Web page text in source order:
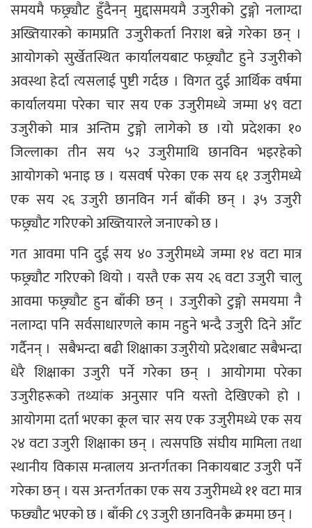
समयमै फछ्र्यौट हुँदैनन् मुद्दासमयमै उजुरीको टुङ्गो नलाग्दा
अख्तियारको कामप्रति उजुरीकर्ता निराश बन्ने गरेका छन् ।
आयोगको सुर्खेतस्थित कार्यालयबाट फछ्र्यौट हुने उजुरीको
अवस्था हेर्दा त्यसलाई पुष्टी गर्दछ । विगत दुई आर्थिक वर्षमा
कार्यालयमा परेका चार सय एक उजुरीमध्ये जम्मा ४९ वटा
उजुरीको मात्र अन्तिम टुङ्गो लागेको छ ।यो प्रदेशका १०
जिल्लाका तीन सय ५२ उजुरीमाथि छानविन भइरहेको
आयोगको भनाइ छ । यसवर्ष परेका एक सय ६१ उजुरीमध्ये
एक सय २६ उजुरी छानविन गर्न बाँकी छन् । ३५ उजुरी
फछ्र्यौट गरिएको अख्तियारले जनाएको छ ।
गत आवमा पनि दुई सय ४० उजुरीमध्ये जम्मा १४ वटा मात्र
फछ्र्यौट गरिएको थियो । यस्तै एक सय २६ वटा उजुरी चालु
आवमा फछ्र्यौट हुन बाँकी छन् । उजुरीको टुङ्गो समयमा नै
नलाग्दा पनि सर्वसाधारणले काम नहुने भन्दै उजुरी दिने आँट
गर्दैनन् । सबैभन्दा बढी शिक्षाका उजुरीयो प्रदेशबाट सबैभन्दा
धेरै शिक्षाका उजुरी पर्ने गरेका छन् । आयोगमा परेका
उजुरीहरूको तथ्यांक अनुसार पनि यस्तो देखिएको हो ।
आयोगमा दर्ता भएका कूल चार सय एक उजुरीमध्ये एक सय
२४ वटा उजुरी शिक्षाका छन् । त्यसपछि संघीय मामिला तथा
स्थानीय विकास मन्त्रालय अन्तर्गतका निकायबाट उजुरी पर्ने
गरेका छन् । यस अन्तर्गतका एक सय उजुरीमध्ये ११ वटा मात्र
फछ्यौट भएको छ । बाँकी ८९ उजुरी छानविनकै क्रममा छन् ।